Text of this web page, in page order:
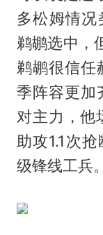
多松姆情
鹈鹕选中，
鹈鹕很信任
季阵容更加
对主力，他
助攻1.1次
级锋线工兵。